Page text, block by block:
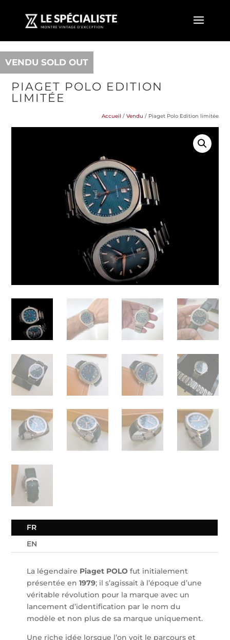
VENDU SOLD OUT
PIAGET POLO EDITION
LIMITÉE
Accueil / Vendu / Piaget Polo Edition limitée
FR
EN
La légendaire Piaget POLO fut initialement
présentée en1979; il s’agissait à l’époque d’une
véritable révolution pour la marque avec un
lancement d’identification par le nom du
modèle et non plus de sa marque uniquement.
Une riche idée lorsque l’on voit le parcours et